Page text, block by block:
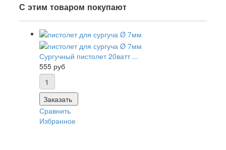
С этим товаром покупают
Сургучный пистолет 20ватт ...
555 руб
Заказать
Сравнить
Избранное